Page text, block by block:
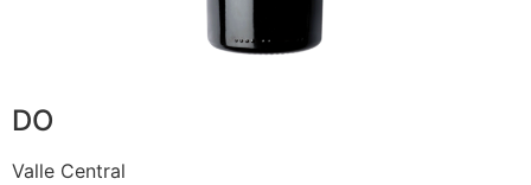
DO
Valle Central